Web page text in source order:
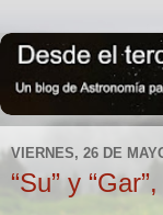
VIERNES, 26 DE
“Su” y